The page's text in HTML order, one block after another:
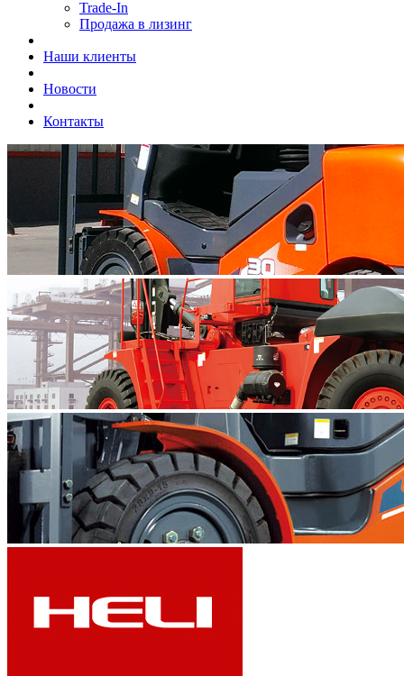
Trade-In
Продажа в лизинг
Наши клиенты
Новости
Контакты